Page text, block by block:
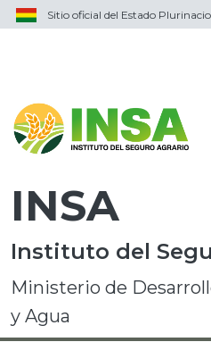
Sitio oficial del Estado
INSA
Instituto del
Ministerio de
y Agua